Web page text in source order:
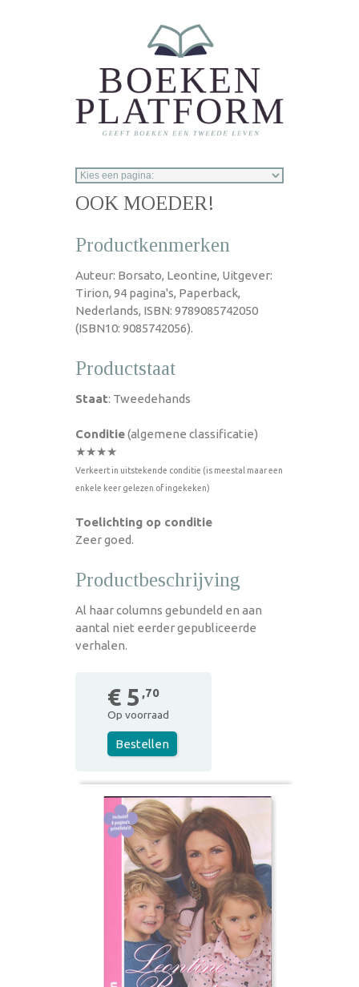
OOK MOEDER!
Productkenmerken
Auteur: Borsato, Leontine, Uitgever:
Tirion, 94 pagina's, Paperback,
Nederlands, ISBN: 9789085742050
(ISBN10: 9085742056).
Productstaat
Staat: Tweedehands
Conditie(algemene classificatie)
★★★★
Verkeert in uitstekende conditie (is meestal maar een
enkele keer gelezen of ingekeken)
Toelichting op conditie
Zeer goed.
Productbeschrijving
Al haar columns gebundeld en aan
aantal niet eerder gepubliceerde
verhalen.
€ 5 ,70
Op voorraad
Bestellen